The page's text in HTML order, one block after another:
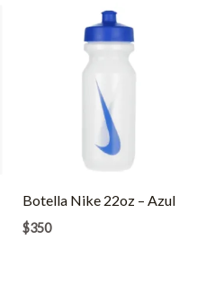
Botella Nike 22oz – Azul
$350